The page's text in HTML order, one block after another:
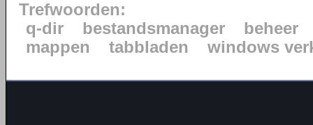
Trefwoorden:
q-dir
bestandsmanager
beheer
mappen
tabbladen windows